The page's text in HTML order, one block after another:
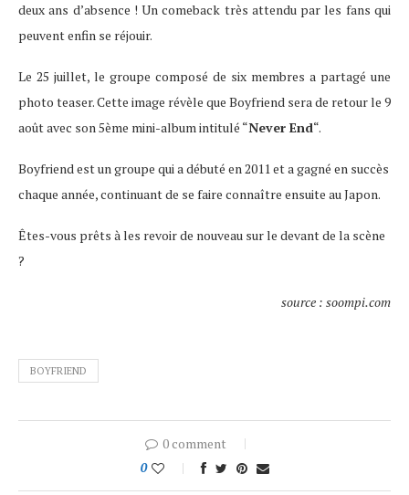
deux ans d’absence ! Un comeback très attendu par les fans qui
peuvent enfin se réjouir.
Le 25 juillet, le groupe composé de six membres a partagé une
photo teaser. Cette image révèle que Boyfriend sera de retour le 9
août avec son 5ème mini-album intitulé “Never End“.
Boyfriend est un groupe qui a débuté en 2011 et a gagné en succès
chaque année, continuant de se faire connaître ensuite au Japon.
Êtes-vous prêts à les revoir de nouveau sur le devant de la scène
?
source : soompi.com
BOYFRIEND
0 comment
0